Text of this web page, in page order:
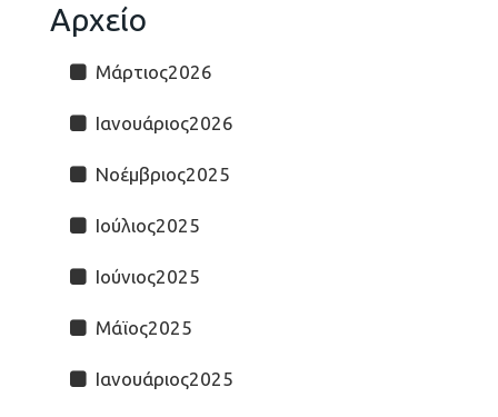
Αρχείο
Μάρτιος2026
Ιανουάριος2026
Νοέμβριος2025
Ιούλιος2025
Ιούνιος2025
Μάϊος2025
Ιανουάριος2025